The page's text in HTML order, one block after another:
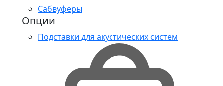
Сабвуферы
Опции
Подставки для акустических систем